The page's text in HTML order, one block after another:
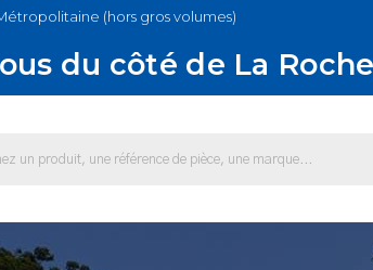
(hors gros volumes)
du côté de La